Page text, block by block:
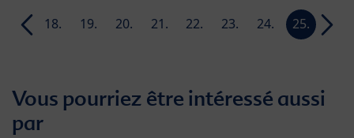
17.
18.
19.
20.
21.
22.
23.
24.
25.
26.
Vous pourriez être intéressé aussi
par